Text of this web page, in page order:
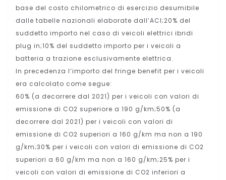
base del costo chilometrico di esercizio desumibile
dalle tabelle nazionali elaborate dall’ACI;20% del
suddetto importo nel caso di veicoli elettrici ibridi
plug in;10% del suddetto importo per i veicoli a
batteria a trazione esclusivamente elettrica.
In precedenza l’importo del fringe benefit per i veicoli
era calcolato come segue:
60% (a decorrere dal 2021) per i veicoli con valori di
emissione di CO2 superiore a 190 g/km;50% (a
decorrere dal 2021) per i veicoli con valori di
emissione di CO2 superiori a 160 g/km ma non a 190
g/km;30% per i veicoli con valori di emissione di CO2
superiori a 60 g/km ma non a 160 g/km;25% per i
veicoli con valori di emissione di CO2 inferiori a